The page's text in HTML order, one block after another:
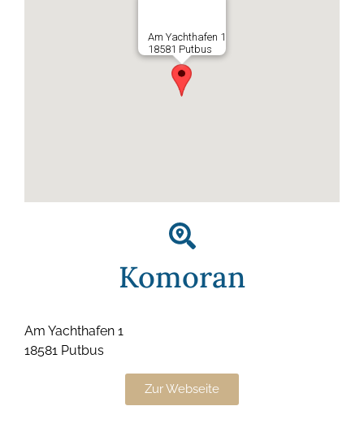
Am Yachthafen 1
18581 Putbus
Komoran
Am Yachthafen 1
18581 Putbus
Zur Webseite